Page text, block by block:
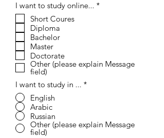
I want to study online... *
Short Coures
Diploma
Bachelor
Master
Doctorate
Other (please explain Message
field)
I want to study in ... *
English
Arabic
Russian
Other (please explain Message
field)